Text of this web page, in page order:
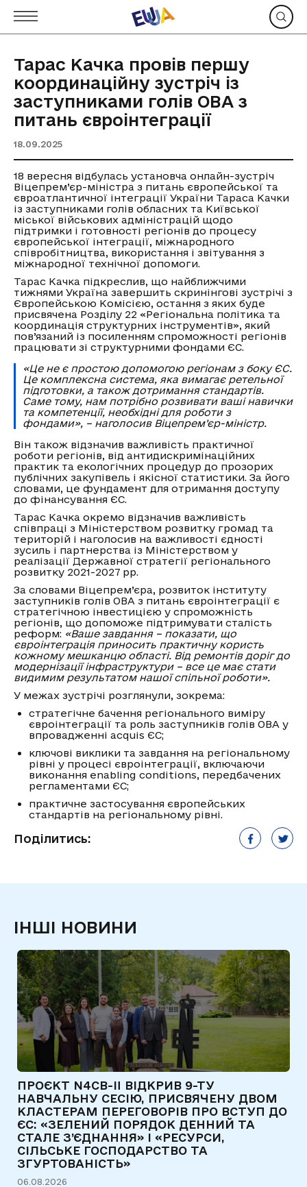
Тарас Качка провів першу
координаційну зустріч із
заступниками голів ОВА з
питань євроінтеграції
18.09.2025
Поділитись:
18 вересня відбулась установча онлайн-зустріч
Віцепрем’єр-міністра з питань європейської та
євроатлантичної інтеграції України Тараса Качки
із заступниками голів обласних та Київської
міської військових адміністрацій щодо
підтримки і готовності регіонів до процесу
європейської інтеграції, міжнародного
співробітництва, використання і звітування з
міжнародної технічної допомоги.
Тарас Качка підкреслив, що найближчими
тижнями Україна завершить скринінгові зустрічі з
Європейською Комісією, остання з яких буде
присвячена Розділу 22 «Регіональна політика та
координація структурних інструментів», який
пов’язаний із посиленням спроможності регіонів
працювати зі структурними фондами ЄС.
«Це не є простою допомогою регіонам з боку ЄС.
Це комплексна система, яка вимагає ретельної
підготовки, а також дотримання стандартів.
Саме тому, нам потрібно розвивати ваші навички
та компетенції, необхідні для роботи з
фондами», – наголосив Віцепрем’єр-міністр.
Він також відзначив важливість практичної
роботи регіонів, від антидискримінаційних
практик та екологічних процедур до прозорих
публічних закупівель і якісної статистики. За його
словами, це фундамент для отримання доступу
до фінансування ЄС.
Тарас Качка окремо відзначив важливість
співпраці з Міністерством розвитку громад та
територій і наголосив на важливості єдності
зусиль і партнерства із Міністерством у
реалізації Державної стратегії регіонального
розвитку 2021-2027 рр.
За словами Віцепрем’єра, розвиток інституту
заступників голів ОВА з питань євроінтеграції є
стратегічною інвестицією у спроможність
регіонів, що допоможе підтримувати сталість
реформ: «Ваше завдання – показати, що
євроінтеграція приносить практичну користь
кожному мешканцю області. Від ремонтів доріг до
модернізації інфраструктури – все це має стати
видимим результатом нашої спільної роботи».
У межах зустрічі розглянули, зокрема:
стратегічне бачення регіонального виміру
євроінтеграції та роль заступників голів ОВА у
впровадженні acquis ЄС;
ключові виклики та завдання на регіональному
рівні у процесі євроінтеграції, включаючи
виконання enabling conditions, передбачених
регламентами ЄС;
практичне застосування європейських
стандартів на регіональному рівні.
ІНШІ НОВИНИ
ПРОЄКТ N4CB-II ВІДКРИВ 9-ТУ
НАВЧАЛЬНУ СЕСІЮ, ПРИСВЯЧЕНУ ДВОМ
КЛАСТЕРАМ ПЕРЕГОВОРІВ ПРО ВСТУП ДО
ЄС: «ЗЕЛЕНИЙ ПОРЯДОК ДЕННИЙ ТА
СТАЛЕ З’ЄДНАННЯ» І «РЕСУРСИ,
СІЛЬСЬКЕ ГОСПОДАРСТВО ТА
ЗГУРТОВАНІСТЬ»
06.08.2026